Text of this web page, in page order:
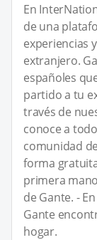
En
de una
experiencias
extranjero.
españoles
partido a tu
través de
conoce a
comunidad
forma
primera
de Gante. -
Gante
hogar.